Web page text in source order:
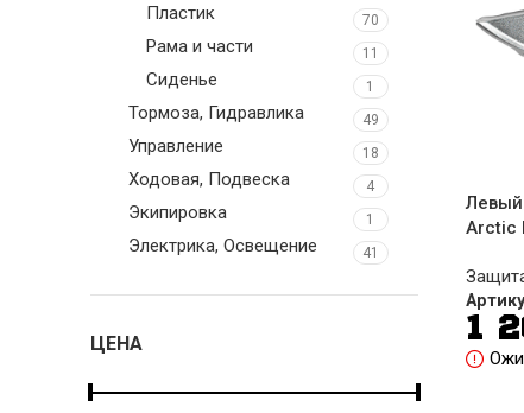
Пластик 70
Рама и части 11
Сиденье 1
Тормоза, Гидравлика 49
Управление 18
Ходовая, Подвеска 4
Экипировка 1
Электрика, Освещение 41
ЦЕНА
Arctic
1